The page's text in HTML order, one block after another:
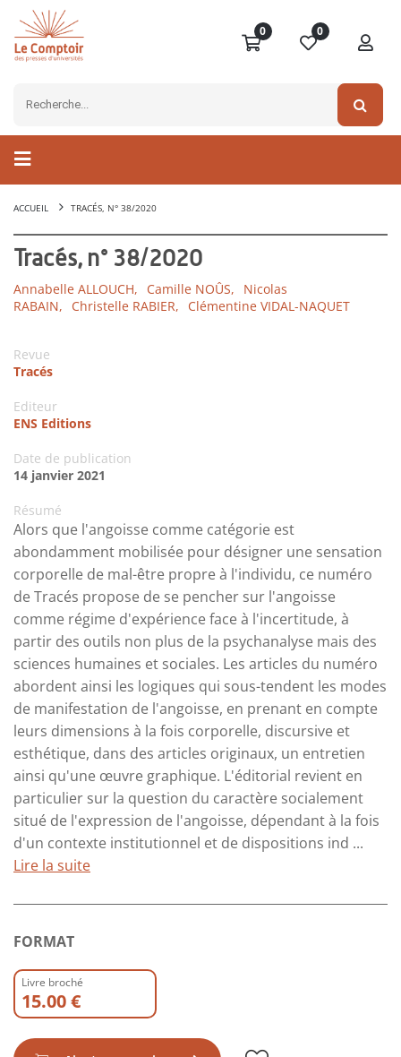
0 0
ACCUEIL TRACÉS, N° 38/2020
Tracés, n° 38/2020
Annabelle ALLOUCH, Camille NOÛS,
Nicolas
RABAIN,
Christelle RABIER, Clémentine VIDAL-NAQUET
Revue
Tracés
Editeur
ENS Editions
Date de publication
14 janvier 2021
Résumé
Alors que l'angoisse comme catégorie est
abondamment mobilisée pour désigner une sensation
corporelle de mal-être propre à l'individu, ce numéro
de Tracés propose de se pencher sur l'angoisse
comme régime d'expérience face à l'incertitude, à
partir des outils non plus de la psychanalyse mais des
sciences humaines et sociales. Les articles du numéro
abordent ainsi les logiques qui sous-tendent les modes
de manifestation de l'angoisse, en prenant en compte
leurs dimensions à la fois corporelle, discursive et
esthétique, dans des articles originaux, un entretien
ainsi qu'une œuvre graphique. L'éditorial revient en
particulier sur la question du caractère socialement
situé de l'expression de l'angoisse, dépendant à la fois
d'un contexte institutionnel et de dispositions ind ...
Lire la suite
FORMAT
Livre broché
15.00 €